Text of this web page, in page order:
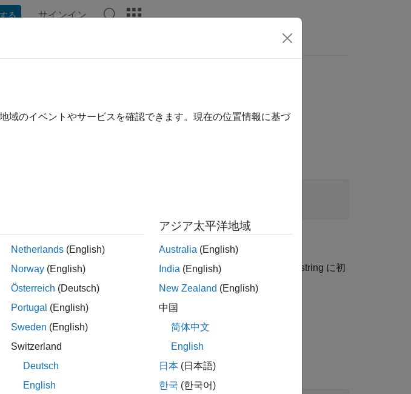
る サインイン
(C)
配列
m, const char **str);
して、2 次元のmxArray を作成します。ここで、各行は
からの string に初
次元になります。ここで str の最も長い string の長さです。
なくmxCharとして表します。
域のイベントやサービスを確認できます。現在の位置情報に基づ
Netherlands (English)
Norway (English)
Österreich (Deutsch)
Portugal (English)
Sweden (English)
Switzerland
Deutsch
English
アジア太平洋地域
Australia (English)
India (English)
New Zealand (English)
中国
简体中文
English
日本 (日本語)
한국 (한국어)